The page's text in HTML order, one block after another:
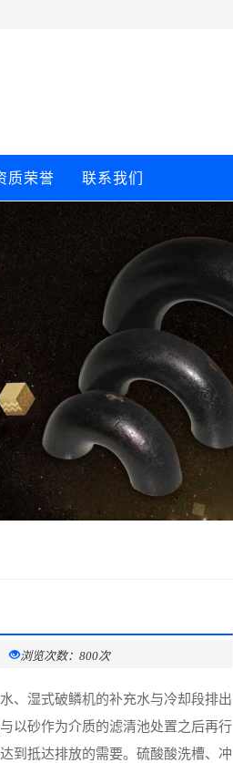
质荣誉 联系我们
浏览次数：800次
、湿式破鳞机的补充水与冷却段排出
以砂作为介质的滤清池处置之后再行
到抵达排放的需要。硫酸酸洗槽、冲